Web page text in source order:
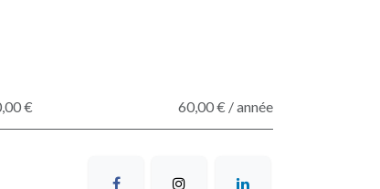
€ 60,00 € / année